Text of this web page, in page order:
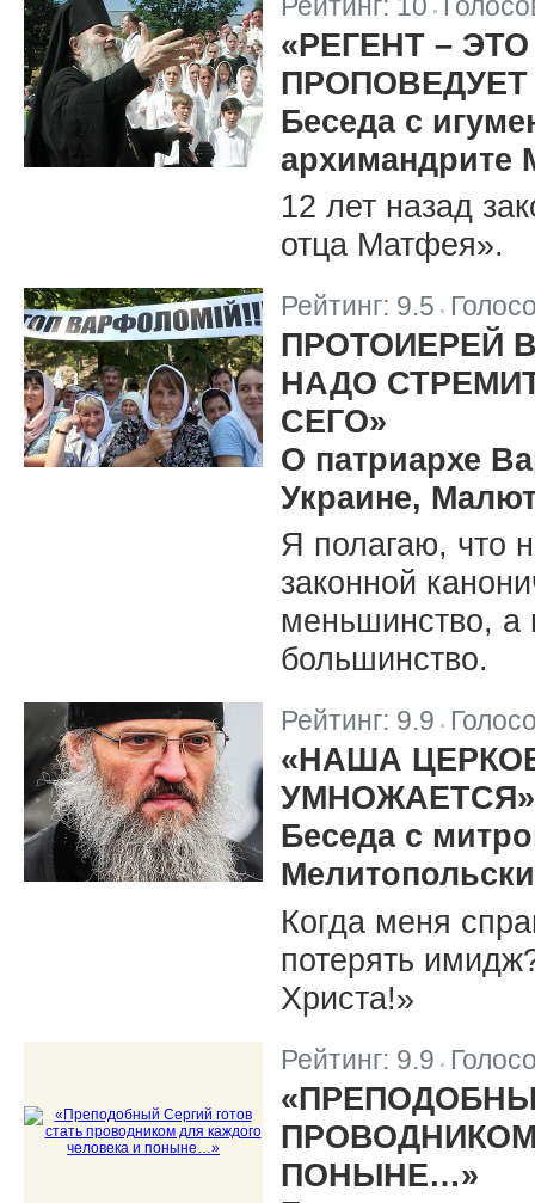
«РЕГЕНТ –
Беседа с
12 лет назад
отца Матфея».
Рейтинг: 9.5
ПРОТОИЕРЕЙ
НАДО
СЕГО»
О патриархе
Украине,
Я полагаю, что
законной
меньшинство, а
большинство.
Рейтинг: 9.9
«НАША
УМНОЖАЕТСЯ»
Беседа с
Когда меня
потерять
Христа!»
Рейтинг: 9.9 |
ПОНЫНЕ…»